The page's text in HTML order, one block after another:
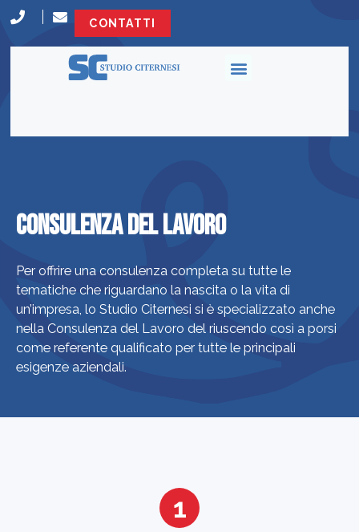
CONTATTI
CONSULENZA DEL LAVORO
Per offrire una consulenza completa su tutte le
tematiche che riguardano la nascita o la vita di
un’impresa, lo Studio Citernesi si è specializzato anche
nella Consulenza del Lavoro del riuscendo così a porsi
come referente qualificato per tutte le principali
esigenze aziendali.
1